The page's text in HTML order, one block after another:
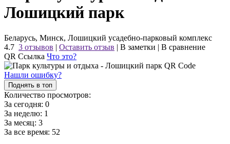
Лошицкий парк
Беларусь, Минск, Лошицкий усадебно-парковый комплекс
4.7 3 отзывов | Оставить отзыв | В заметки | В сравнение
QR Ссылка Что это?
Нашли ошибку?
Поднять в топ
Количество просмотров:
За сегодня: 0
За неделю: 1
За месяц: 3
За все время: 52